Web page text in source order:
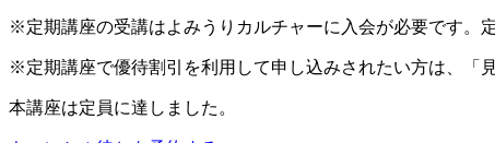
※定期講座の受講はよみうりカルチャーに入会が必要です。
※定期講座で優待割引を利用して申し込みされたい方は、「
本講座は定員に達しました。